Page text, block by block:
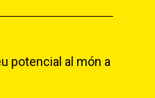
potencial al món a